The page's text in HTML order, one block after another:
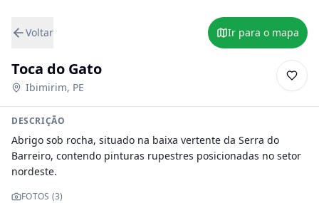
Voltar Ir para o mapa
Toca do Gato
Ibimirim, PE
DESCRIÇÃO
Abrigo sob rocha, situado na baixa vertente da Serra do
Barreiro, contendo pinturas rupestres posicionadas no setor
nordeste.
FOTOS (3)